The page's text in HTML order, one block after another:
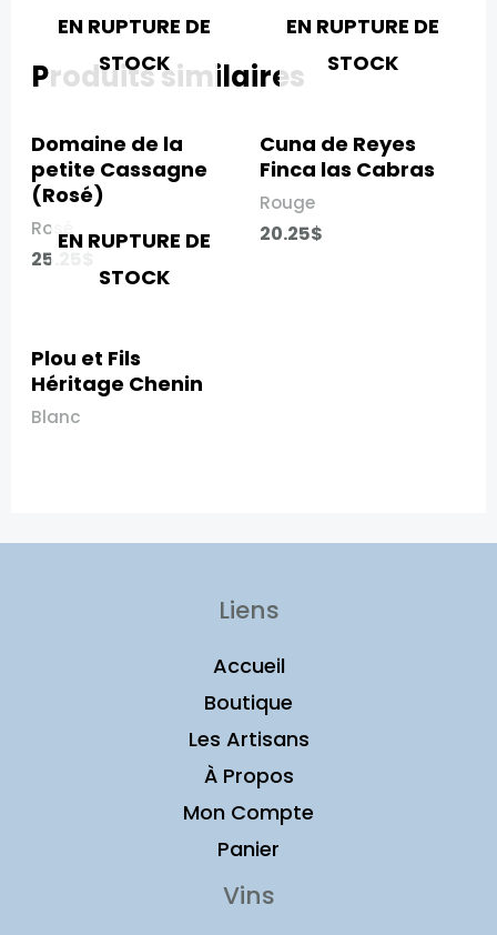
Produits similaires
EN RUPTURE DE
STOCK
Domaine de la
petite Cassagne
(Rosé)​
Rosé
25.25
EN RUPTURE DE
STOCK
Cuna de Reyes
Finca las Cabras​
Rouge
20.25$
EN RUPTURE DE
STOCK
Plou et Fils
Héritage Chenin
Blanc
Liens
Accueil
Boutique
Les Artisans
À Propos
Mon Compte
Panier
Vins